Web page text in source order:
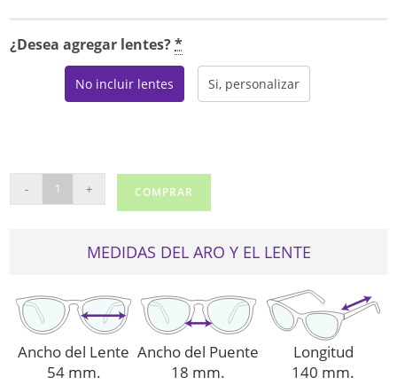
¿Desea agregar lentes?*
No incluir lentes Si, personalizar
TOMMY
HILFIGER
- + COMPRAR
MEDIDAS DEL ARO Y EL LENTE
Ancho del Lente
54 mm.
Ancho del Puente
18 mm.
Longitud
140 mm.